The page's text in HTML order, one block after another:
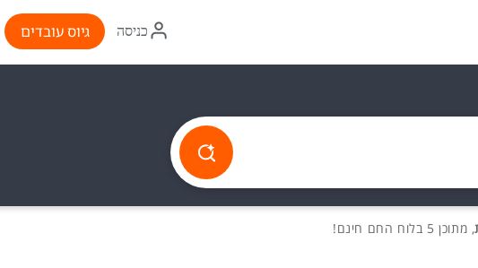
איקון
התחברות
כניסה גיוס עובדים
, מתוכן 5 בלוח החם חינם!